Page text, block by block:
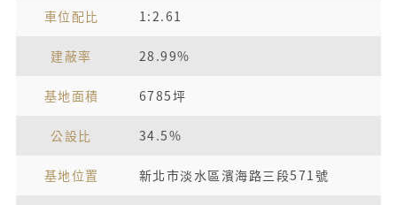
車位配比 1:2.61
建蔽率 28.99%
基地面積 6785坪
公設比 34.5%
基地位置 新北市淡水區濱海路三段571號